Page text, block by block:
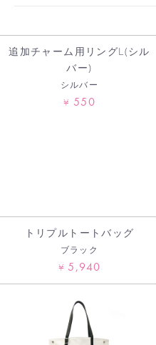
カー
追加チャーム用リングL(シル
バー)
シルバー
¥ 550
トリプルトートバッグ
ブラック
¥ 5,940